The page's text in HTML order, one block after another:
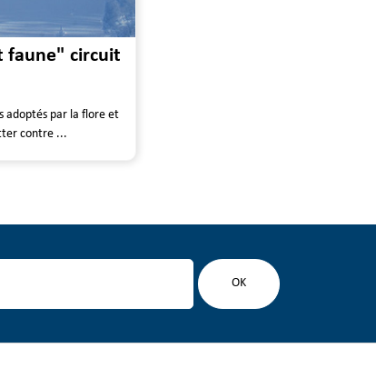
faune" circuit
adoptés par la flore et
contre ...